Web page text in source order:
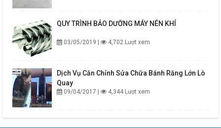
QUY TRÌNH BẢO DƯỠNG MÁY NÉN KHÍ
03/05/2019 | 4,702 Lượt xem
Dịch Vụ Căn Chỉnh Sửa Chữa Bánh Răng Lớn Lò
Quay
09/04/2017 | 4,344 Lượt xem